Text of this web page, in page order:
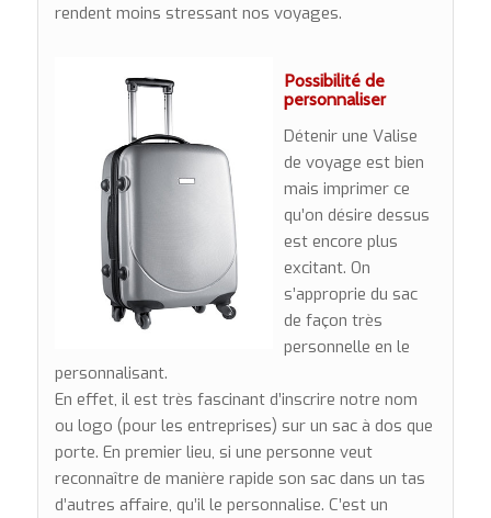
rendent moins stressant nos voyages.
Possibilité de
personnaliser
Détenir une Valise
de voyage est bien
mais imprimer ce
qu’on désire dessus
est encore plus
excitant. On
s’approprie du sac
de façon très
personnelle en le
personnalisant.
En effet, il est très fascinant d’inscrire notre nom
ou logo (pour les entreprises) sur un sac à dos que
porte. En premier lieu, si une personne veut
reconnaître de manière rapide son sac dans un tas
d’autres affaire, qu’il le personnalise. C’est un